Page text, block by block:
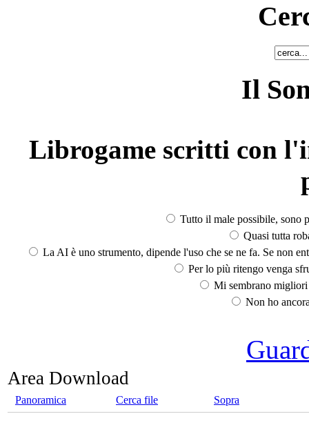
Il
Librogame scritti con
Tutto il male possibile, sono
Quasi tutta
La AI è uno strumento, dipende l'uso che se ne fa. Se non
Per lo più ritengo venga
Mi sembrano
Non ho
Area Download
Panoramica Cerca file Sopra